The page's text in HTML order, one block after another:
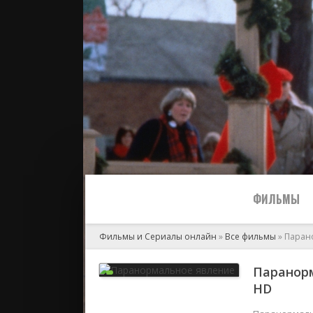
ФИЛЬМЫ
2024
Фильмы и Сериалы онлайн » Все фильмы »
HD